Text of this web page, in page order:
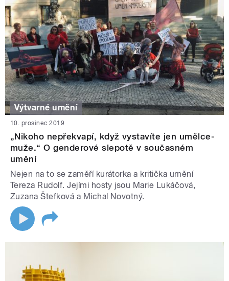
Výtvarné umění
10. prosinec 2019
„Nikoho nepřekvapí, když vystavíte jen umělce-
muže.“ O genderové slepotě v současném
umění
Nejen na to se zaměří kurátorka a kritička umění
Tereza Rudolf. Jejími hosty jsou Marie Lukáčová,
Zuzana Štefková a Michal Novotný.